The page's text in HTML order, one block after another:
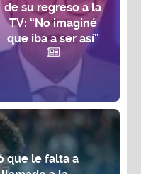
de su regreso a la
TV: “No imaginé
que iba a ser así”
que le falta a